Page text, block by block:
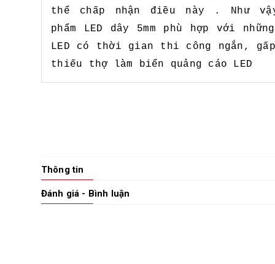
thể chấp nhận điều này . Như
phẩm LED dây 5mm phù hợp với
LED có thời gian thi công ngắn,
thiếu thợ làm biển quảng cáo LED
Thông tin
Đánh giá - Bình luận